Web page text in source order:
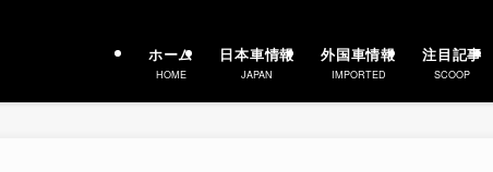
ホーム
HOME
日本車情報
JAPAN
外国車情報
IMPORTED
注目記事
SCOOP